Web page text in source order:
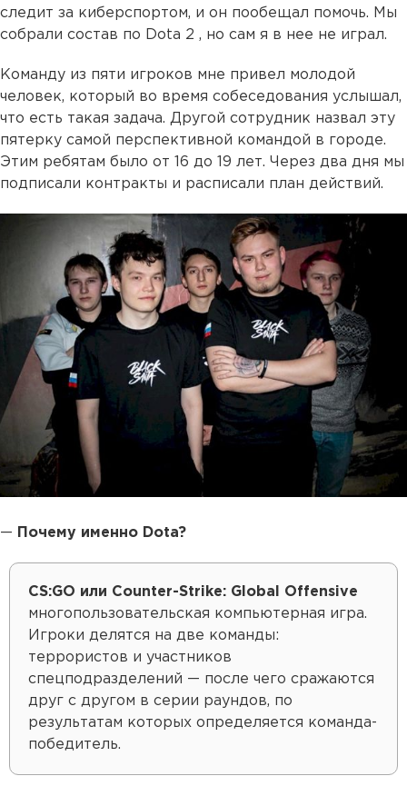
следит за киберспортом, и он пообещал помочь. Мы
собрали состав по Dota 2 , но сам я в нее не играл.
Команду из пяти игроков мне привел молодой
человек, который во время собеседования услышал,
что есть такая задача. Другой сотрудник назвал эту
пятерку самой перспективной командой в городе.
Этим ребятам было от 16 до 19 лет. Через два дня мы
подписали контракты и расписали план действий.
— Почему именно Dota?
CS:GO или Counter-Strike: Global Offensive
многопользовательская компьютерная игра.
Игроки делятся на две команды:
террористов и участников
спецподразделений — после чего сражаются
друг с другом в серии раундов, по
результатам которых определяется команда-
победитель.